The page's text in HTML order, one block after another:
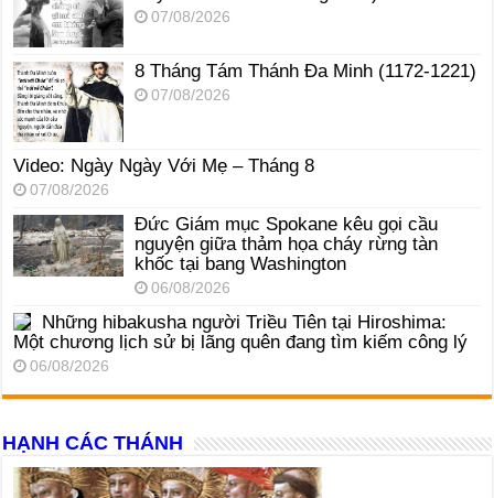
07/08/2026
8 Tháng Tám Thánh Ða Minh (1172-1221)
07/08/2026
Video: Ngày Ngày Với Mẹ – Tháng 8
07/08/2026
Đức Giám mục Spokane kêu gọi cầu
nguyện giữa thảm họa cháy rừng tàn
khốc tại bang Washington
06/08/2026
Những hibakusha người Triều Tiên tại Hiroshima:
Một chương lịch sử bị lãng quên đang tìm kiếm công lý
06/08/2026
HẠNH CÁC THÁNH